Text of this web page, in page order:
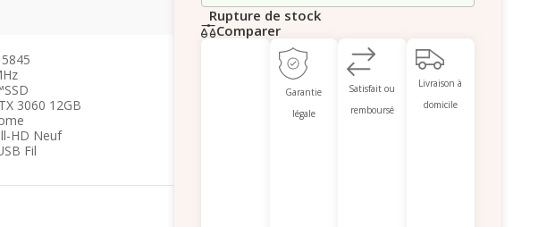
3060 12GB
HD Neuf
Fil
Rupture de stock
Comparer
Garantie
légale
Satisfait ou
remboursé
Livraison à
domicile